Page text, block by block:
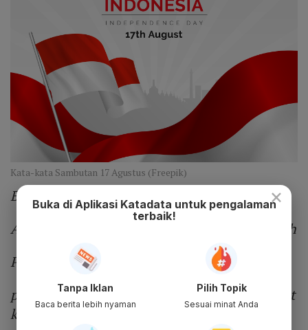
Kata-kata Sambutan 17 Agustus (Freepik)
Bismillahirrahmannirrahim
Assalamualaikum warahmatullahi wabarakatuh
Para pepundhen ingkang satuhu kinabekten,
para pinisepuh miwah sesepuh ingkang dhahat
kinurmatan,
×
Buka di Aplikasi Katadata untuk pengalaman
terbaik!
Tanpa Iklan
Baca berita lebih nyaman
Pilih Topik
Sesuai minat Anda